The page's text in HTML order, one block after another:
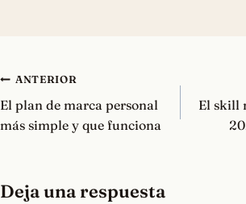
Navegación
de
entradas
ANTERIOR
El plan de marca personal
más simple y que funciona
El skill
Deja una respuesta